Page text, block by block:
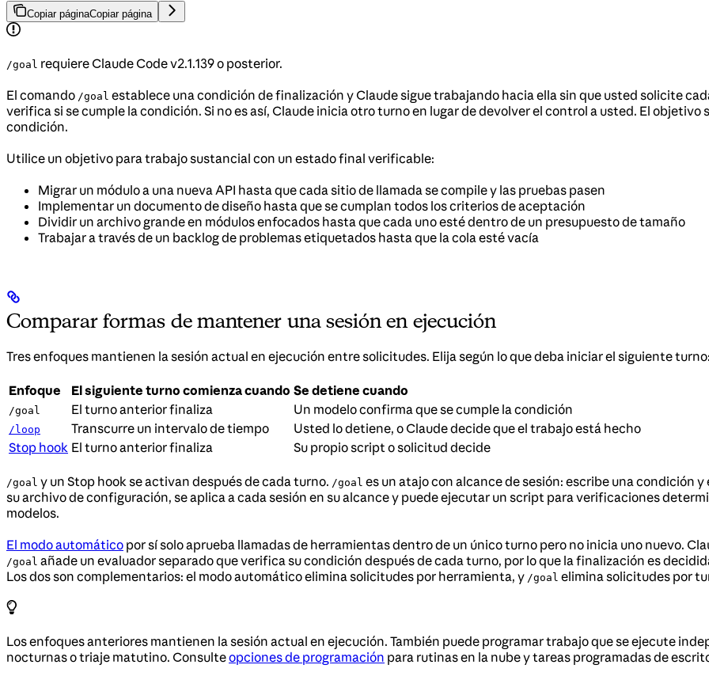
Copiar páginaCopiar página
/goal requiere Claude Code v2.1.139 o posterior.
El comando /goal establece una condición de finalización y Claude sigue trabajando hacia ella sin que usted solicite
verifica si se cumple la condición. Si no es así, Claude inicia otro turno en lugar de devolver el control a usted. El
condición.
Utilice un objetivo para trabajo sustancial con un estado final verificable:
Migrar un módulo a una nueva API hasta que cada sitio de llamada se compile y las pruebas pasen
Implementar un documento de diseño hasta que se cumplan todos los criterios de aceptación
Dividir un archivo grande en módulos enfocados hasta que cada uno esté dentro de un presupuesto de tamaño
Trabajar a través de un backlog de problemas etiquetados hasta que la cola esté vacía
Comparar formas de mantener una sesión en ejecución
Tres enfoques mantienen la sesión actual en ejecución entre solicitudes. Elija según lo que deba iniciar el siguiente turno:
Enfoque El siguiente turno comienza cuando Se detiene cuando
/goal El turno anterior finaliza Un modelo confirma que se cumple la condición
/loop Transcurre un intervalo de tiempo
Usted lo detiene, o Claude decide que el trabajo está hecho
Stop hook El turno anterior finaliza Su propio script o solicitud decide
/goal y un Stop hook se activan después de cada turno. /goal es un atajo con alcance de sesión: escribe una condición
su archivo de configuración, se aplica a cada sesión en su alcance y puede ejecutar un script para verificaciones
modelos.
El modo automático por sí solo aprueba llamadas de herramientas dentro de un único turno pero no inicia uno nuevo.
/goal añade un evaluador separado que verifica su condición después de cada turno, por lo que la finalización es
Los dos son complementarios: el modo automático elimina solicitudes por herramienta, y /goal elimina solicitudes por
Los enfoques anteriores mantienen la sesión actual en ejecución. También puede programar trabajo que se ejecute
nocturnas o triaje matutino. Consulteopciones de programación para rutinas en la nube y tareas programadas de